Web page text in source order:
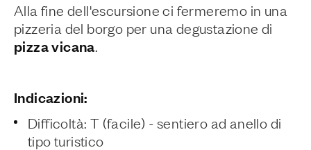
Alla fine dell'escursione ci fermeremo in una
pizzeria del borgo per una degustazione di
pizza vicana
Indicazioni:
Difficoltà: T (facile) - sentiero ad anello di
tipo turistico